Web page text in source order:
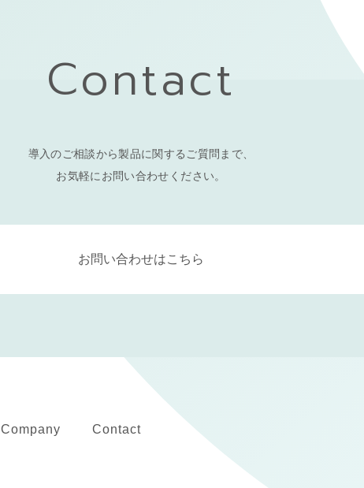
Contact
導入のご相談から製品に関するご質問まで、
お気軽にお問い合わせください。
お問い合わせはこちら
Company Contact